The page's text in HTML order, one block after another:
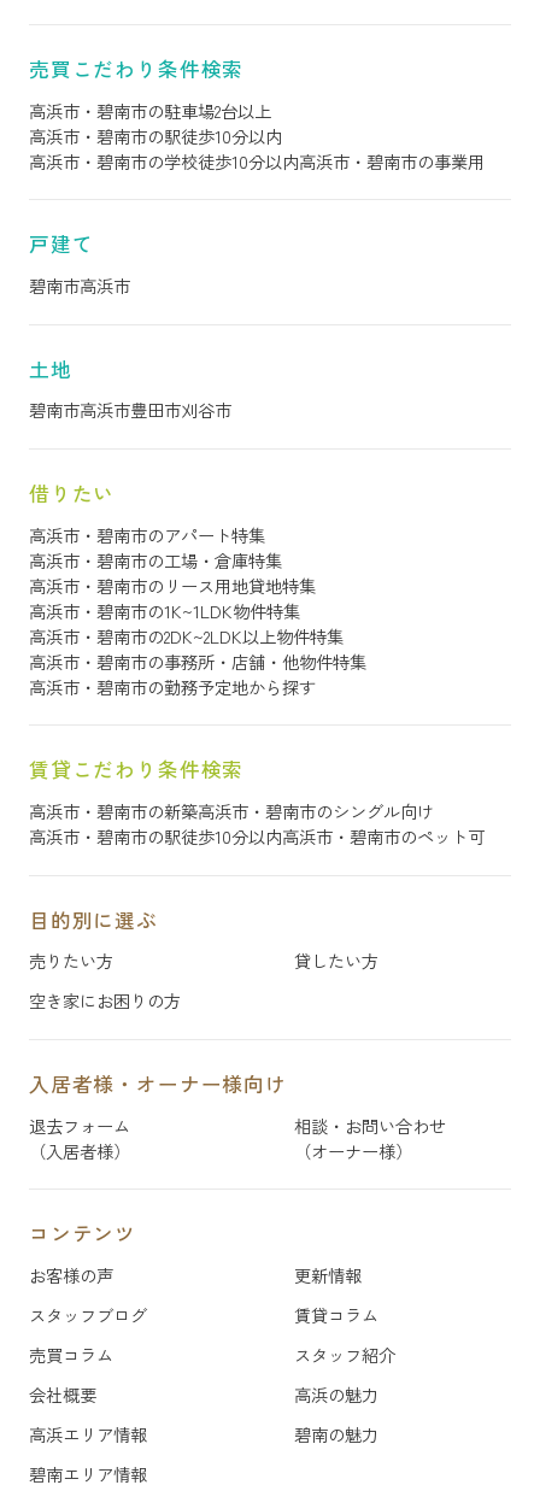
売買こだわり条件検索
高浜市・碧南市の駐車場2台以上
高浜市・碧南市の駅徒歩10分以内
高浜市・碧南市の学校徒歩10分以内高浜市・碧南市の事業用
戸建て
碧南市高浜市
土地
碧南市高浜市豊田市刈谷市
借りたい
高浜市・碧南市のアパート特集
高浜市・碧南市の工場・倉庫特集
高浜市・碧南市のリース用地貸地特集
高浜市・碧南市の1K~1LDK物件特集
高浜市・碧南市の2DK~2LDK以上物件特集
高浜市・碧南市の事務所・店舗・他物件特集
高浜市・碧南市の勤務予定地から探す
賃貸こだわり条件検索
高浜市・碧南市の新築高浜市・碧南市のシングル向け
高浜市・碧南市の駅徒歩10分以内高浜市・碧南市のペット可
目的別に選ぶ
売りたい方
貸したい方
空き家にお困りの方
入居者様・オーナー様向け
退去フォーム
（入居者様）
相談・お問い合わせ
（オーナー様）
コンテンツ
お客様の声
更新情報
スタッフブログ
賃貸コラム
売買コラム
スタッフ紹介
会社概要
高浜の魅力
高浜エリア情報
碧南の魅力
碧南エリア情報